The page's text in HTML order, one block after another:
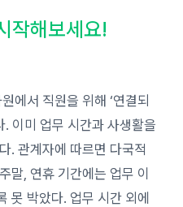
작해보세요!
에서 직원을 위해 ‘연결되
. 이미 업무 시간과 사생활을
. 관계자에 따르면 다국적
말, 연휴 기간에는 업무 이
못 박았다. 업무 시간 외에